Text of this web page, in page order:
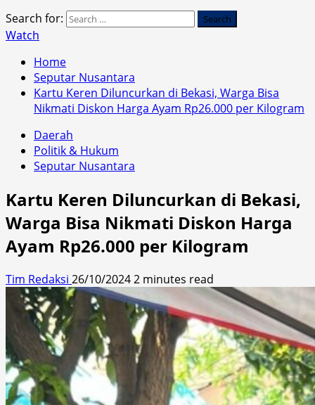
Search for:
Watch
Home
Seputar Nusantara
Kartu Keren Diluncurkan di Bekasi, Warga Bisa
Nikmati Diskon Harga Ayam Rp26.000 per Kilogram
Daerah
Politik & Hukum
Seputar Nusantara
Kartu Keren Diluncurkan di Bekasi,
Warga Bisa Nikmati Diskon Harga
Ayam Rp26.000 per Kilogram
Tim Redaksi 26/10/20242 minutes read